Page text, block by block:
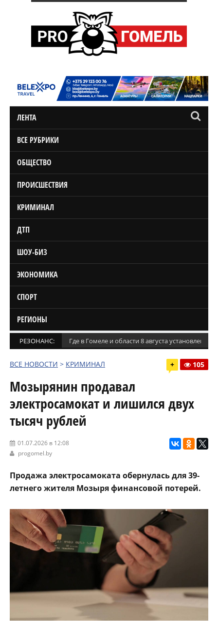
ЛЕНТА
ВСЕ РУБРИКИ
ОБЩЕСТВО
ПРОИСШЕСТВИЯ
КРИМИНАЛ
ДТП
ШОУ-БИЗ
ЭКОНОМИКА
СПОРТ
РЕГИОНЫ
РЕЗОНАНС: Где в Гомеле и области 8 августа установлены
ВСЕ НОВОСТИ > КРИМИНАЛ + 105
Мозырянин продавал
электросамокат и лишился двух
тысяч рублей
01.07.2026 в 12:08
progomel.by
Продажа электросамоката обернулась для 39-
летнего жителя Мозыря финансовой потерей.